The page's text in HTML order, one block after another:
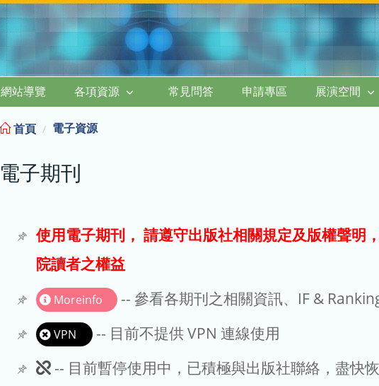
網站導覽 各項資源 常見問答 申請專區 展演空間
首頁 電子資源
電子期刊
使用電子期刊， 請遵守出版社相關規定及版權聲明
院讀者之權益
Moreinfo -- 參看各期刊之相關資訊、IF &
VPN
-- 目前不提供 VPN 連線使用
此
-- 目前暫停使用中，已積極與出版社聯絡，盡快